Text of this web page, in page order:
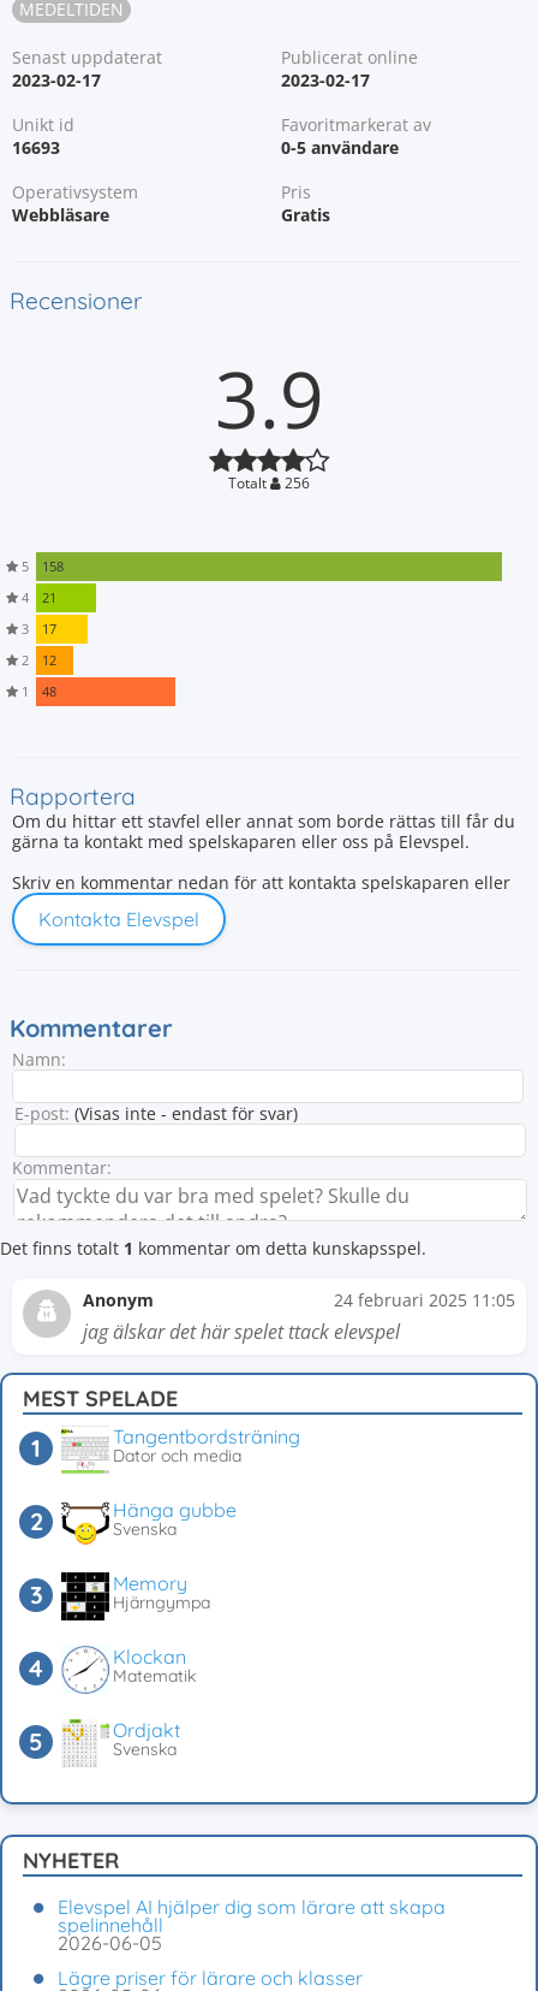
MEDELTIDEN
Senast uppdaterat
2023-02-17
Publicerat online
2023-02-17
Unikt id
16693
Favoritmarkerat av
0-5 användare
Operativsystem
Webbläsare
Pris
Gratis
Recensioner
3.9
Totalt 256
5
158
4
21
3
17
2
12
1
48
Rapportera
Om du hittar ett stavfel eller annat som borde rättas till får du
gärna ta kontakt med spelskaparen eller oss på Elevspel.
Skriv en kommentar nedan för att kontakta spelskaparen eller
Kontakta Elevspel
Kommentarer
Namn:
E-post: (Visas inte - endast för svar)
Kommentar:
Det finns totalt 1 kommentar om detta kunskapsspel.
Anonym 24 februari 2025 11:05
jag älskar det här spelet ttack elevspel
MEST SPELADE
Tangentbordsträning
Dator och media
Hänga gubbe
Svenska
Memory
Hjärngympa
Klockan
Matematik
Ordjakt
Svenska
NYHETER
Elevspel AI hjälper dig som lärare att skapa
spelinnehåll
2026-06-05
Lägre priser för lärare och klasser